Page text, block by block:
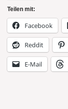
Teilen mit:
Facebook
Reddit
E-Mail